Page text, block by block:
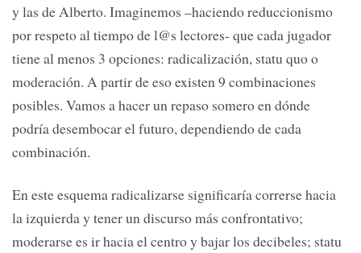
y las de Alberto. Imaginemos –haciendo reduccionismo
por respeto al tiempo de l@s lectores- que cada jugador
tiene al menos 3 opciones: radicalización, statu quo o
moderación. A partir de eso existen 9 combinaciones
posibles. Vamos a hacer un repaso somero en dónde
podría desembocar el futuro, dependiendo de cada
combinación.
En este esquema radicalizarse significaría correrse hacia
la izquierda y tener un discurso más confrontativo;
moderarse es ir hacia el centro y bajar los decibeles; statu